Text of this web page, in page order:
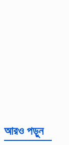
আরও পড়ুন